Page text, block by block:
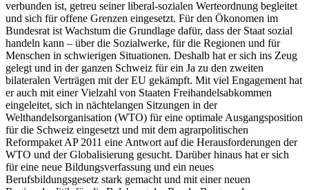
verbunden ist, getreu seiner liberal-sozialen Werteordnung begleitet
und sich für offene Grenzen eingesetzt. Für den Ökonomen im
Bundesrat ist Wachstum die Grundlage dafür, dass der Staat sozial
handeln kann – über die Sozialwerke, für die Regionen und für
Menschen in schwierigen Situationen. Deshalb hat er sich ins Zeug
gelegt und in der ganzen Schweiz für ein Ja zu den zweiten
bilateralen Verträgen mit der EU gekämpft. Mit viel Engagement hat
er auch mit einer Vielzahl von Staaten Freihandelsabkommen
eingeleitet, sich in nächtelangen Sitzungen in der
Welthandelsorganisation (WTO) für eine optimale Ausgangsposition
für die Schweiz eingesetzt und mit dem agrarpolitischen
Reformpaket AP 2011 eine Antwort auf die Herausforderungen der
WTO und der Globalisierung gesucht. Darüber hinaus hat er sich
für eine neue Bildungsverfassung und ein neues
Berufsbildungsgesetz stark gemacht und mit einer neuen